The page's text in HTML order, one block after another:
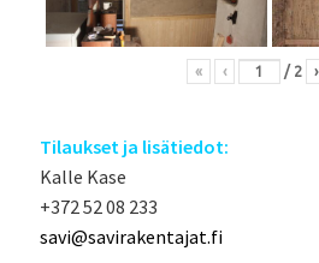
« ‹ / 2 ›
Tilaukset ja lisätiedot:
Kalle Kase
+372 52 08 233
savi@savirakentajat.fi